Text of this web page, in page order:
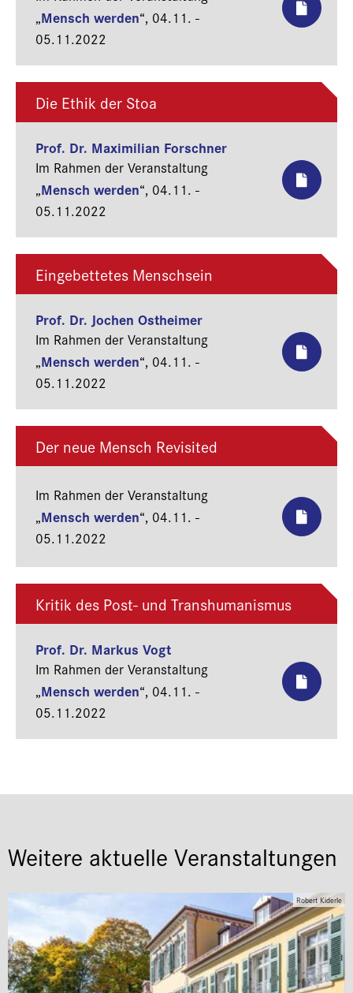
„Mensch werden“, 04.11. -
05.11.2022
Die Ethik der Stoa
Prof. Dr. Maximilian Forschner
Im Rahmen der Veranstaltung
„Mensch werden“, 04.11. -
05.11.2022
Eingebettetes Menschsein
Prof. Dr. Jochen Ostheimer
Im Rahmen der Veranstaltung
„Mensch werden“, 04.11. -
05.11.2022
Der neue Mensch Revisited
Im Rahmen der Veranstaltung
„Mensch werden“, 04.11. -
05.11.2022
Kritik des Post- und Transhumanismus
Prof. Dr. Markus Vogt
Im Rahmen der Veranstaltung
„Mensch werden“, 04.11. -
05.11.2022
Weitere aktuelle Veranstaltungen
Robert Kiderle